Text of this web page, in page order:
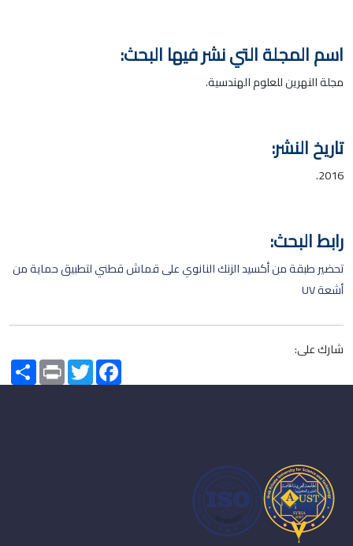
اسم المجلة التي نشر فيها البحث:
مجلة النهرين للعلوم الهندسية.
تاريخ النشر:
2016.
رابط البحث:
تحضير طبقة من أكسيد الزنك النانوي على قماش قطني لتطبيق حماية من
أشعة UV
شارك على:
Share PrintTwitterFacebook